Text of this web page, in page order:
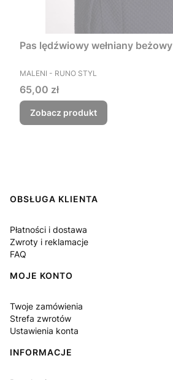
Pas lędźwiowy wełniany beżowy
PRODUCENT
MALENI - RUNO STYL
Cena
65,00 zł
Zobacz produkt
Linki w stopce
OBSŁUGA KLIENTA
Płatności i dostawa
Zwroty i reklamacje
FAQ
MOJE KONTO
Twoje zamówienia
Strefa zwrotów
Ustawienia konta
INFORMACJE